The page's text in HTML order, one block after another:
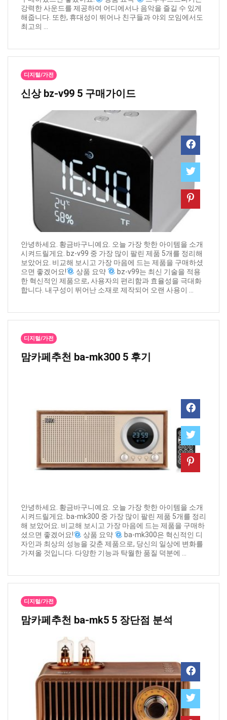
강력한 사운드를 제공하여 어디에서나 음악을 즐길 수 있게
해줍니다. 또한, 휴대성이 뛰어나 친구들과 야외 모임에서도
최고의 ...
디지털/가전
신상 ​bz-v99 5 구매가이드
안녕하세요. 황금바구니예요. 오늘 가장 핫한 아이템을 소개
시켜드릴게요. bz-v99 중 가장 많이 팔린 제품 5개를 정리해
보았어요. 비교해 보시고 가장 마음에 드는 제품을 구매하셨
으면 좋겠어요!
상품 요약
bz-v99는 최신 기술을 적용
한 혁신적인 제품으로, 사용자의 편리함과 효율성을 극대화
합니다. 내구성이 뛰어난 소재로 제작되어 오랜 사용이 ...
디지털/가전
맘카페추천 ​ba-mk300 5 후기
안녕하세요. 황금바구니예요. 오늘 가장 핫한 아이템을 소개
시켜드릴게요. ba-mk300 중 가장 많이 팔린 제품 5개를 정리
해 보았어요. 비교해 보시고 가장 마음에 드는 제품을 구매하
셨으면 좋겠어요!
상품 요약
ba-mk300은 혁신적인 디
자인과 최상의 성능을 갖춘 제품으로, 당신의 일상에 변화를
가져올 것입니다. 다양한 기능과 탁월한 품질 덕분에 ...
디지털/가전
맘카페추천 ​ba-mk5 5 장단점 분석